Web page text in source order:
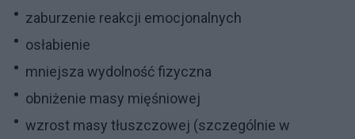
zaburzenie reakcji emocjonalnych
osłabienie
mniejsza wydolność fizyczna
obniżenie masy mięśniowej
wzrost masy tłuszczowej (szczególnie w